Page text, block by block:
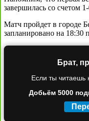
завершилась со счетом
Матч пройдет в городе
запланировано на 18:30
Брат,
Если ты читаешь
Добьём 5000